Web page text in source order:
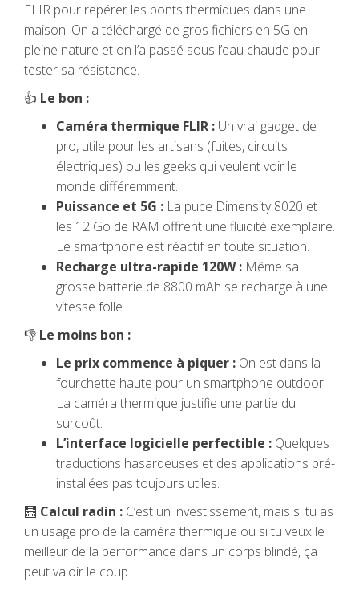
FLIR pour repérer les ponts thermiques dans une
maison. On a téléchargé de gros fichiers en 5G en
pleine nature et on l’a passé sous l’eau chaude pour
tester sa résistance.
👍 Le bon :
Caméra thermique FLIR : Un vrai gadget de
pro, utile pour les artisans (fuites, circuits
électriques) ou les geeks qui veulent voir le
monde différemment.
Puissance et 5G : La puce Dimensity 8020 et
les 12 Go de RAM offrent une fluidité exemplaire.
Le smartphone est réactif en toute situation.
Recharge ultra-rapide 120W : Même sa
grosse batterie de 8800 mAh se recharge à une
vitesse folle.
👎 Le moins bon :
Le prix commence à piquer : On est dans la
fourchette haute pour un smartphone outdoor.
La caméra thermique justifie une partie du
surcoût.
L’interface logicielle perfectible : Quelques
traductions hasardeuses et des applications pré-
installées pas toujours utiles.
🧮 Calcul radin : C’est un investissement, mais si tu as
un usage pro de la caméra thermique ou si tu veux le
meilleur de la performance dans un corps blindé, ça
peut valoir le coup.